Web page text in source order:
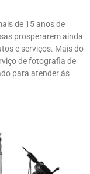
de 15 anos de
prosperarem ainda
e serviços. Mais do
de fotografia de
para atender às